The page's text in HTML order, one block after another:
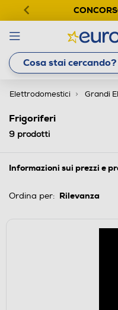
Elettrodomestici Grandi
Frigoriferi
9 prodotti
Informazioni sui prezzi e
Ordina per: